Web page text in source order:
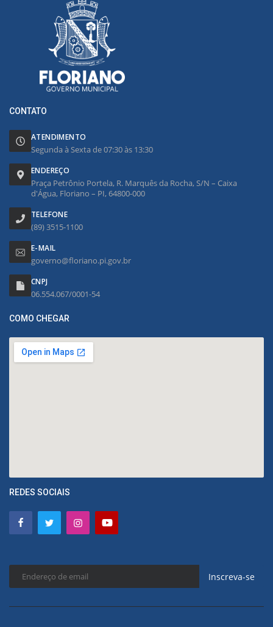
CONTATO
ATENDIMENTO
Segunda à Sexta de 07:30 às 13:30
ENDEREÇO
Praça Petrônio Portela, R. Marquês da Rocha, S/N – Caixa
d'Água, Floriano – PI, 64800-000
TELEFONE
(89) 3515-1100
E-MAIL
governo@floriano.pi.gov.br
CNPJ
06.554.067/0001-54
COMO CHEGAR
REDES SOCIAIS
Inscreva-se